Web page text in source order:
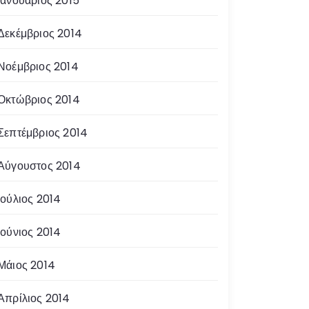
2014
2014
2014
2014
2014
2014
2014
2014
2014